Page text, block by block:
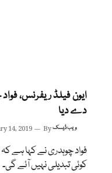
ایون فیلڈ ریفرنس،
دے دیا
14, 2019 Byویب ڈیسک
فواد چوہدری نے کہا
کوئی تبدیلی نہیں آئے گی۔